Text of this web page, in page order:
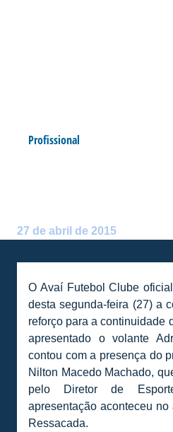
Profissional
27 de abril de 2015
O Avaí Futebol Clube
desta segunda-feira (27) a
reforço para a continuidade
apresentado o volante
contou com a presença do
Nilton Macedo Machado,
pelo Diretor de
apresentação aconteceu
Ressacada.